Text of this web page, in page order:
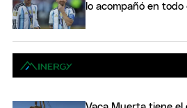
lo acompañó en todo